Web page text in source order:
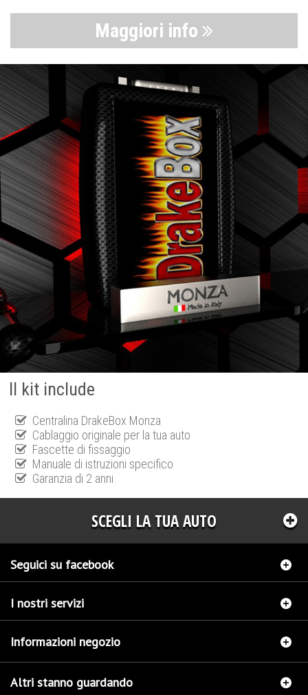
Maggiori info
Il kit include
Centralina DrakeBox Monza
Cablaggio originale per la tua auto
Fascette di fissaggio
Manuale di istruzioni specifico
Garanzia di 2 anni
SCEGLI LA TUA AUTO
Seguici su facebook
I nostri servizi
Informazioni negozio
Altri stanno guardando